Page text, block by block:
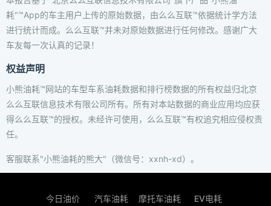
耗"™App的车主用户上传的原始数据，由么么互联™依据统计学方法
进行统计而成。么么互联™并未对原始数据进行任何修改。感谢广大
车友每一次认真的记录！
权益声明
小熊油耗™网站的车型车系油耗数据和排行榜数据的所有权益归北京
么么互联信息技术有限公司所有。所有对本站数据的商业应用均应获
得么么互联™的授权。未经许可使用，么么互联™有权追究相应侵权责
任。
客服联系"小熊油耗的熊大"（微信号：xxnh-xd）。
今日油价 汽车油耗 摩托车油耗 EV电耗